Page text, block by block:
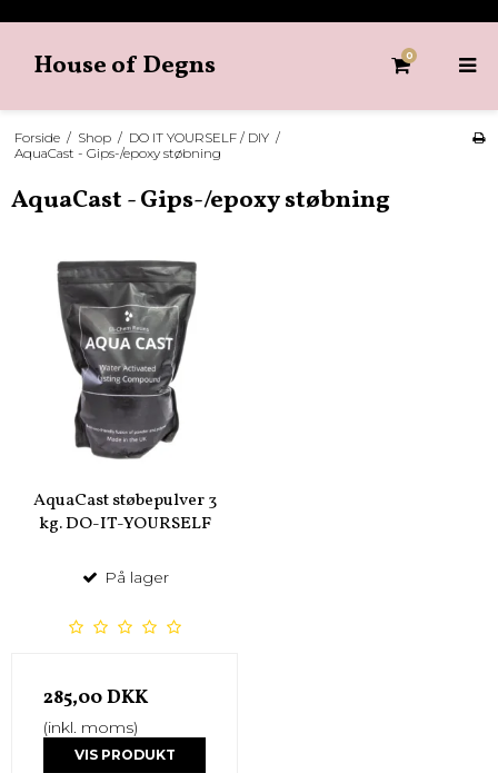
House of Degns 0
Forside / Shop / DO IT YOURSELF / DIY /
AquaCast - Gips-/epoxy støbning
AquaCast - Gips-/epoxy støbning
AquaCast støbepulver 3
kg. DO-IT-YOURSELF
På lager
285,00 DKK
(inkl. moms)
VIS PRODUKT